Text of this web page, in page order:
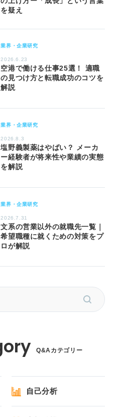
を疑え
業界・企業研究
2026.6.23
空港で働ける仕事25選！ 適職
の見つけ方と転職成功のコツを
解説
業界・企業研究
2026.8.3
塩野義製薬はやばい？ メーカ
ー経験者が将来性や業績の実態
を解説
業界・企業研究
2026.7.31
文系の営業以外の就職先一覧｜
希望職種に就くための対策をプ
ロが解説
Q&Aカテゴリー
自己分析